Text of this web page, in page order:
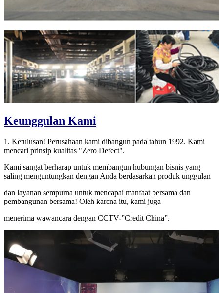
Keunggulan Kami
1. Ketulusan! Perusahaan kami dibangun pada tahun 1992. Kami
mencari prinsip kualitas "Zero Defect".
Kami sangat berharap untuk membangun hubungan bisnis yang
saling menguntungkan dengan Anda berdasarkan produk unggulan
dan layanan sempurna untuk mencapai manfaat bersama dan
pembangunan bersama! Oleh karena itu, kami juga
menerima wawancara dengan CCTV-”Credit China”.